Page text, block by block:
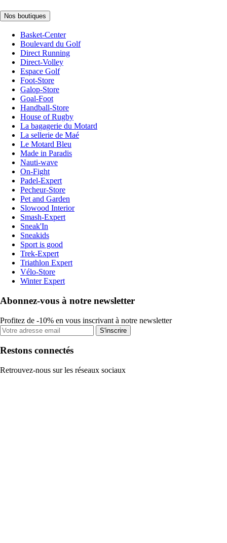
Nos boutiques
Basket-Center
Boulevard du Golf
Direct Running
Direct-Volley
Espace Golf
Foot-Store
Galop-Store
Goal-Foot
Handball-Store
House of Rugby
La bagagerie du Motard
La sellerie de Maé
Le Motard Bleu
Made in Paradis
Nauti-wave
On-Fight
Padel-Expert
Pecheur-Store
Pet and Garden
Slowood Interior
Smash-Expert
Sneak'In
Sneakids
Sport is good
Trek-Expert
Triathlon Expert
Vélo-Store
Winter Expert
Abonnez-vous à notre newsletter
Profitez de -10% en vous inscrivant à notre newsletter
S'inscrire
Restons connectés
Retrouvez-nous sur les réseaux sociaux